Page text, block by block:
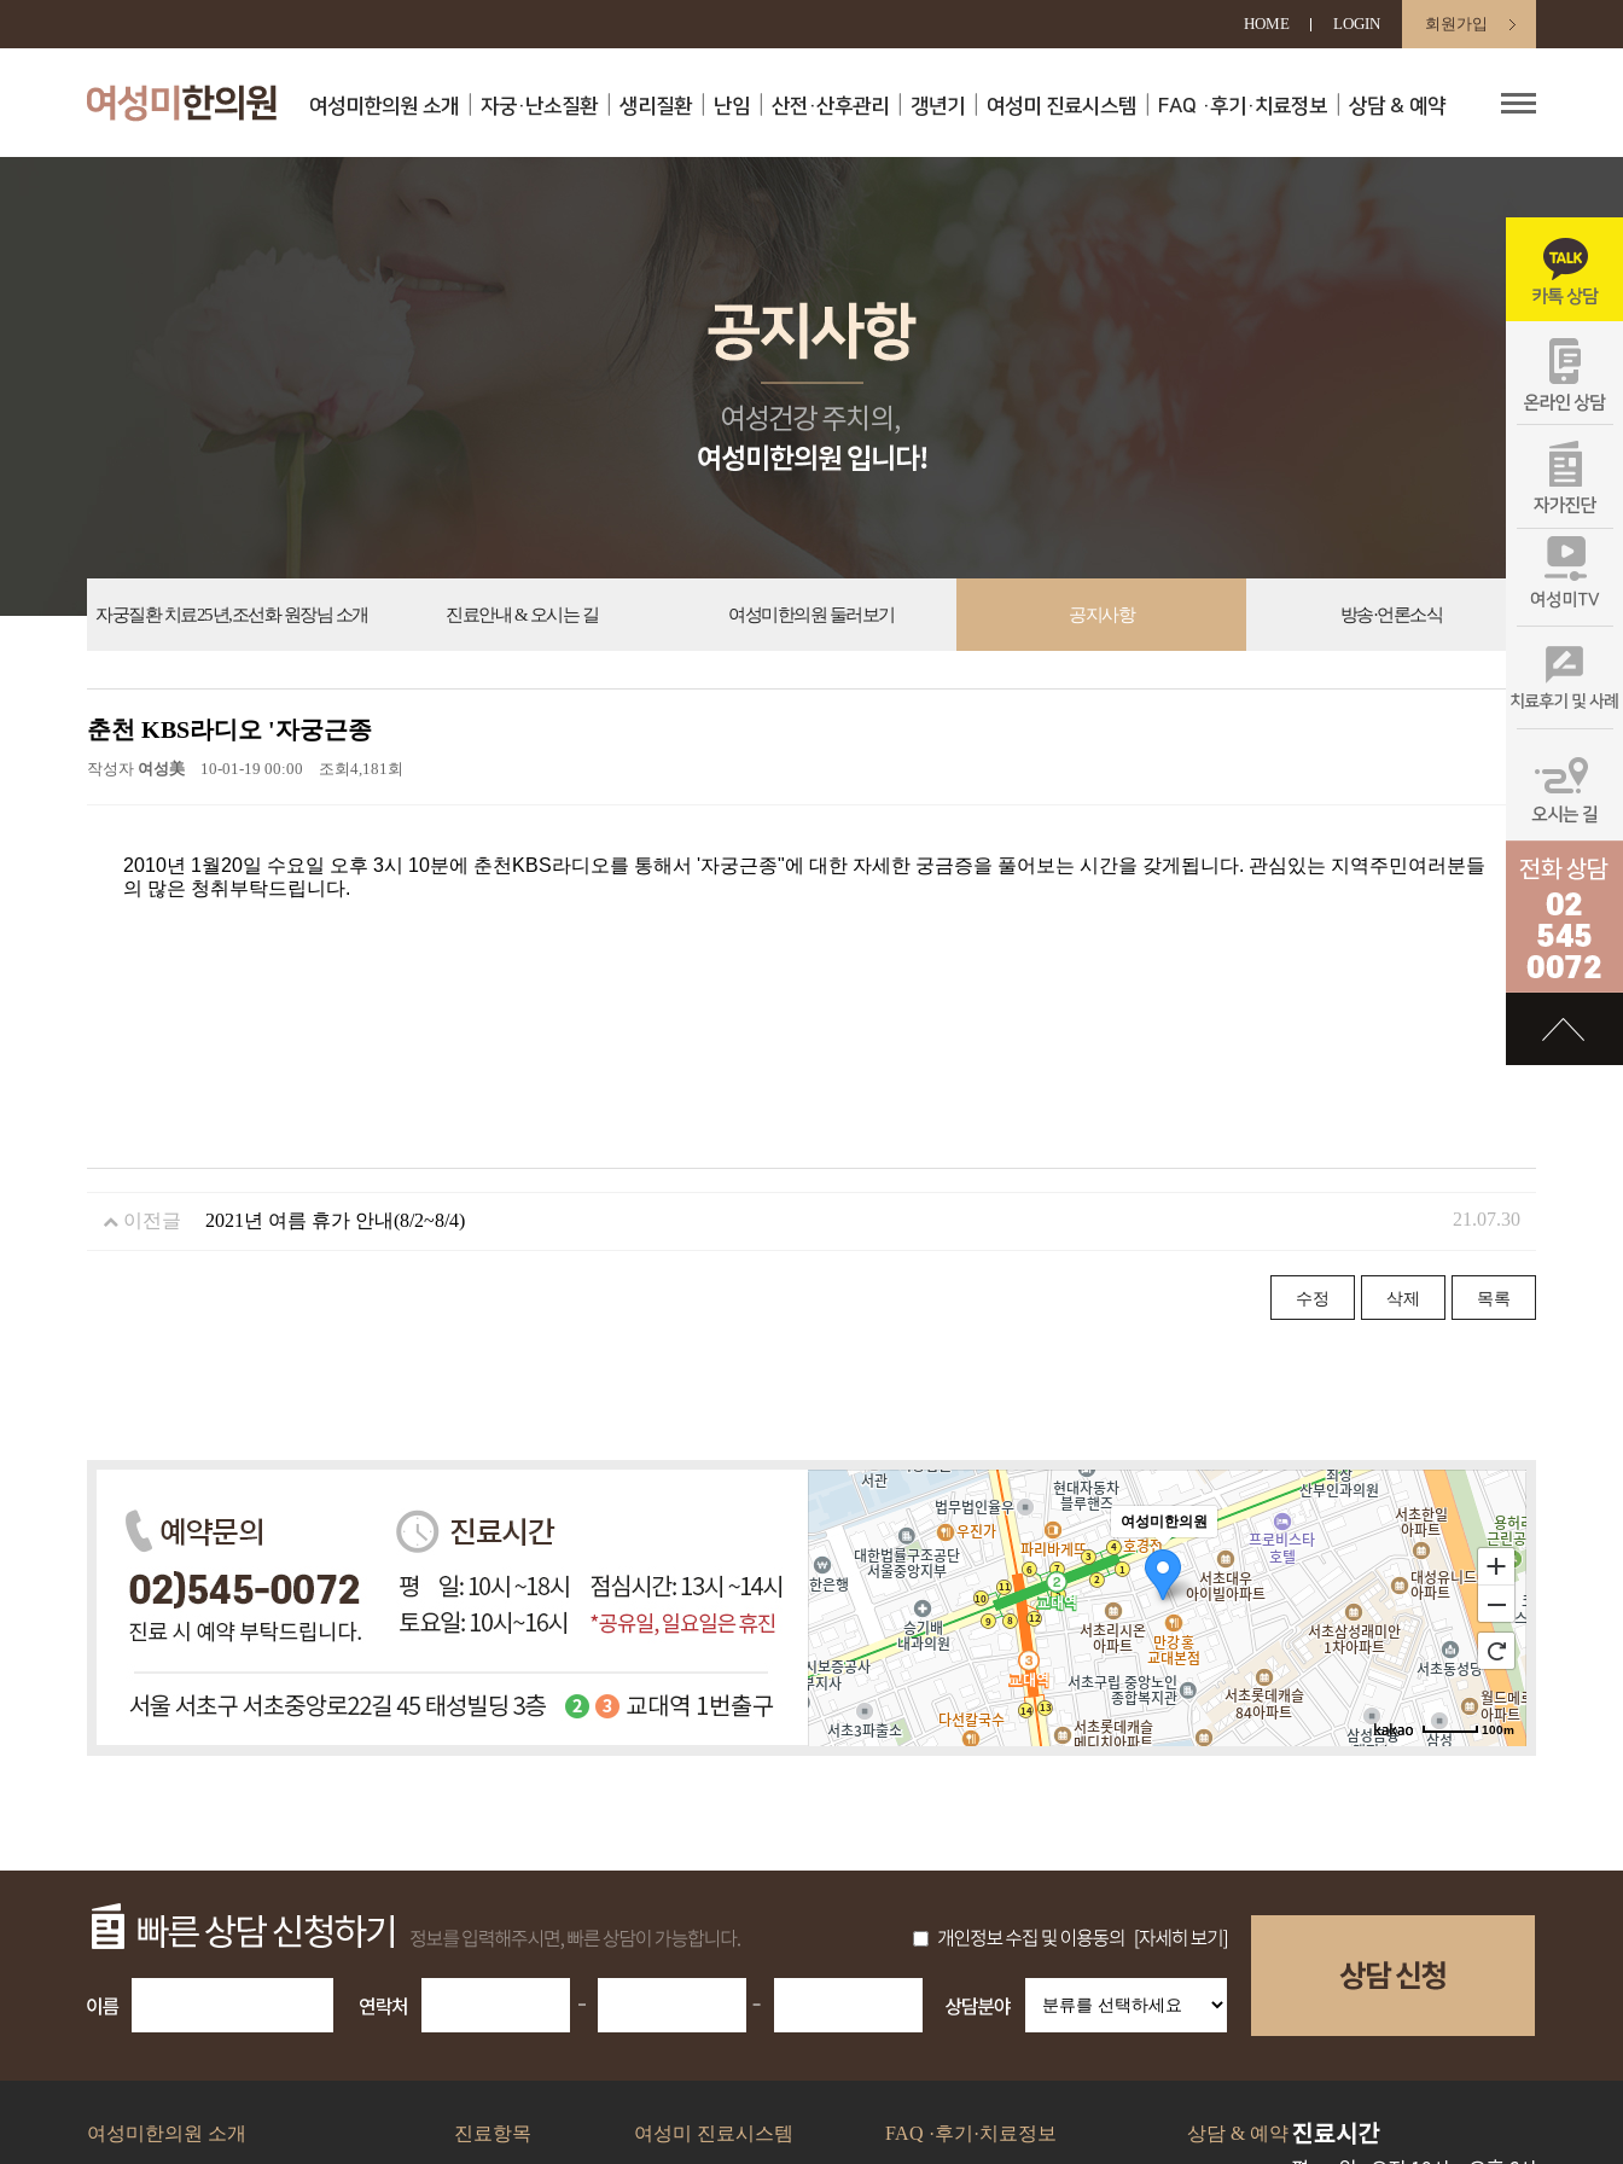
HOME LOGIN 회원가입
여성미한의원 소개 자궁·난소질환 생리질환 난임 산전·산후관리 갱년기 여성미 진료시스템 FAQ ·후기·치료정보 상담 & 예약
자궁질환 치료25년,조선화 원장님 소개 진료안내 & 오시는 길 여성미한의원 둘러보기 공지사항 방송·언론소식
춘천 KBS라디오 '자궁근종
작성자 여성美 10-01-19 00:00 조회4,181회
2010년 1월20일 수요일 오후 3시 10분에 춘천KBS라디오를 통해서 '자궁근종"에 대한 자세한 궁금증을 풀어보는 시간을 갖게됩니다. 관심있는 지역주민여러분들
의 많은 청취부탁드립니다.
이전글 2021년 여름 휴가 안내(8/2~8/4) 21.07.30
수정 삭제 목록
여성미한의원
100m
여성미한의원 소개 진료항목 여성미 진료시스템 FAQ ·후기·치료정보 상담 & 예약